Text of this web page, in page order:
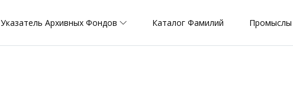
Указатель Архивных Фондов Каталог Фамилий Промыслы